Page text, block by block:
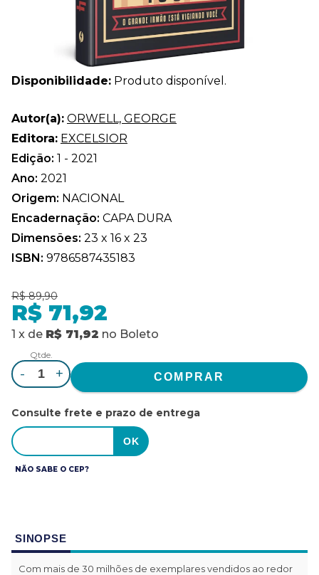
Disponibilidade: Produto disponível.
Autor(a): ORWELL, GEORGE
Editora: EXCELSIOR
Edição: 1 - 2021
Ano: 2021
Origem: NACIONAL
Encadernação: CAPA DURA
Dimensões: 23 x 16 x 23
ISBN: 9786587435183
R$ 89,90
R$ 71,92
1 x de R$ 71,92 no Boleto
Qtde.
- +
Consulte frete e prazo de entrega
NÃO SABE O CEP?
SINOPSE
Com mais de 30 milhões de exemplares vendidos ao redor